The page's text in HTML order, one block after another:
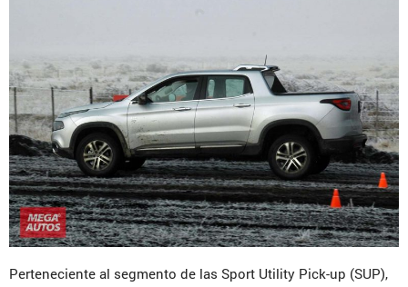
Perteneciente al segmento de las Sport Utility Pick-up (SUP),